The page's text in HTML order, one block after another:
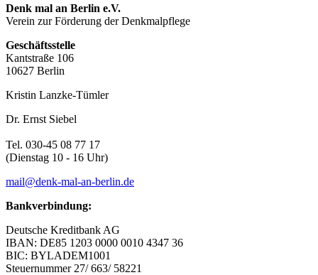
Denk mal an Berlin e.V.
Verein zur Förderung der Denkmalpflege
Geschäftsstelle
Kantstraße 106
10627 Berlin
Kristin Lanzke-Tümler
Dr. Ernst Siebel
Tel. 030-45 08 77 17
(Dienstag 10 - 16 Uhr)
mail@denk-mal-an-berlin.de
Bankverbindung:
Deutsche Kreditbank AG
IBAN: DE85 1203 0000 0010 4347 36
BIC: BYLADEM1001
Steuernummer 27/ 663/ 58221